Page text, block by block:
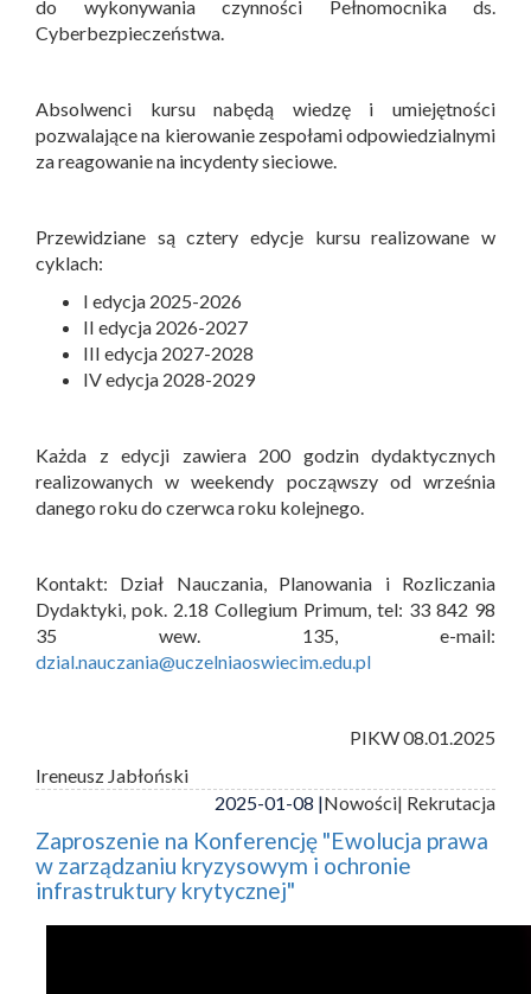
do wykonywania czynności Pełnomocnika ds.
Cyberbezpieczeństwa.
Absolwenci kursu nabędą wiedzę i umiejętności
pozwalające na kierowanie zespołami odpowiedzialnymi
za reagowanie na incydenty sieciowe.
Przewidziane są cztery edycje kursu realizowane w
cyklach:
I edycja 2025-2026
II edycja 2026-2027
III edycja 2027-2028
IV edycja 2028-2029
Każda z edycji zawiera 200 godzin dydaktycznych
realizowanych w weekendy począwszy od września
danego roku do czerwca roku kolejnego.
Kontakt: Dział Nauczania, Planowania i Rozliczania
Dydaktyki, pok. 2.18 Collegium Primum, tel: 33 842 98
35 wew. 135, e-mail:
dzial.nauczania@uczelniaoswiecim.edu.pl
PIKW 08.01.2025
Ireneusz Jabłoński
2025-01-08 |Nowości| Rekrutacja
Zaproszenie na Konferencję "Ewolucja prawa
w zarządzaniu kryzysowym i ochronie
infrastruktury krytycznej"